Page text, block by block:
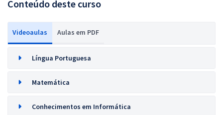
Conteúdo deste curso
Videoaulas Aulas em PDF
Língua Portuguesa
Matemática
Conhecimentos em Informática